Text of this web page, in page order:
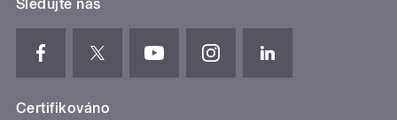
Sledujte nás
Certifikováno